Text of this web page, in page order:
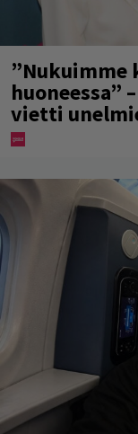
”Nukuimme
huoneessa”
vietti